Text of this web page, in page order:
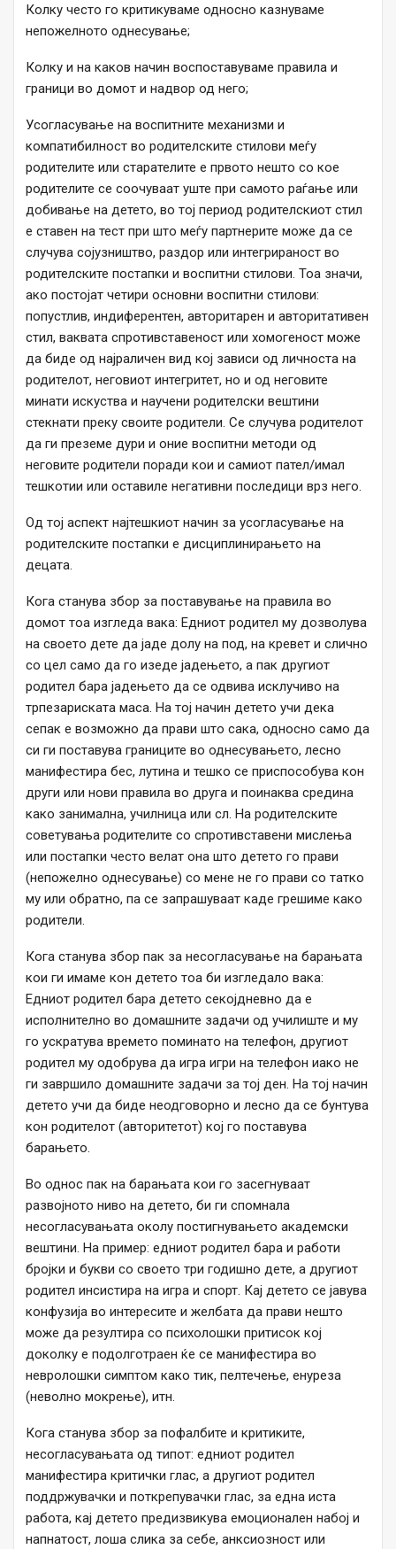
Колку често го критикуваме односно казнуваме
непожелното однесување;
Колку и на каков начин воспоставуваме правила и
граници во домот и надвор од него;
Усогласување на воспитните механизми и
компатибилност во родителските стилови меѓу
родителите или старателите е првото нешто со кое
родителите се соочуваат уште при самото раѓање или
добивање на детето, во тој период родителскиот стил
е ставен на тест при што меѓу партнерите може да се
случува сојузништво, раздор или интегрираност во
родителските постапки и воспитни стилови. Тоа значи,
ако постојат четири основни воспитни стилови:
попустлив, индиферентен, авторитарен и авторитативен
стил, ваквата спротивставеност или хомогеност може
да биде од најраличен вид кој зависи од личноста на
родителот, неговиот интегритет, но и од неговите
минати искуства и научени родителски вештини
стекнати преку своите родители. Се случува родителот
да ги преземе дури и оние воспитни методи од
неговите родители поради кои и самиот пател/имал
тешкотии или оставиле негативни последици врз него.
Од тој аспект најтешкиот начин за усогласување на
родителските постапки е дисциплинирањето на
децата.
Кога станува збор за поставување на правила во
домот тоа изгледа вака: Едниот родител му дозволува
на своето дете да јаде долу на под, на кревет и слично
со цел само да го изеде јадењето, а пак другиот
родител бара јадењето да се одвива исклучиво на
трпезариската маса. На тој начин детето учи дека
сепак е возможно да прави што сака, односно само да
си ги поставува границите во однесувањето, лесно
манифестира бес, лутина и тешко се приспособува кон
други или нови правила во друга и поинаква средина
како занимална, училница или сл. На родителските
советувања родителите со спротивставени мислења
или постапки често велат она што детето го прави
(непожелно однесување) со мене не го прави со татко
му или обратно, па се запрашуваат каде грешиме како
родители.
Кога станува збор пак за несогласување на барањата
кои ги имаме кон детето тоа би изгледало вака:
Едниот родител бара детето секојдневно да е
исполнително во домашните задачи од училиште и му
го ускратува времето поминато на телефон, другиот
родител му одобрува да игра игри на телефон иако не
ги завршило домашните задачи за тој ден. На тој начин
детето учи да биде неодговорно и лесно да се бунтува
кон родителот (авторитетот) кој го поставува
барањето.
Во однос пак на барањата кои го засегнуваат
развојното ниво на детето, би ги спомнала
несогласувањата околу постигнувањето академски
вештини. На пример: едниот родител бара и работи
бројки и букви со своето три годишно дете, а другиот
родител инсистира на игра и спорт. Кај детето се јавува
конфузија во интересите и желбата да прави нешто
може да резултира со психолошки притисок кој
доколку е подолготраен ќе се манифестира во
невролошки симптом како тик, пелтечење, енуреза
(неволно мокрење), итн.
Кога станува збор за пофалбите и критиките,
несогласувањата од типот: едниот родител
манифестира критички глас, а другиот родител
поддржувачки и поткрепувачки глас, за една иста
работа, кај детето предизвикува емоционален набој и
напнатост, лоша слика за себе, анксиозност или